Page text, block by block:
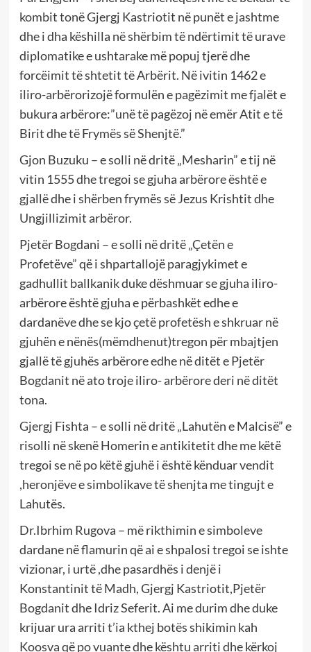
kombit tonë Gjergj Kastriotit në punët e jashtme
dhe i dha këshilla në shërbim të ndërtimit të urave
diplomatike e ushtarake më popuj tjerë dhe
forcëimit të shtetit të Arbërit. Në ivitin 1462 e
iliro-arbërorizojë formulën e pagëzimit me fjalët e
bukura arbërore:”unë të pagëzoj në emër Atit e të
Birit dhe të Frymës së Shenjtë.”
Gjon Buzuku – e solli në dritë „Mesharin” e tij në
vitin 1555 dhe tregoi se gjuha arbërore është e
gjallë dhe i shërben frymës së Jezus Krishtit dhe
Ungjillizimit arbëror.
Pjetër Bogdani – e solli në dritë „Çetën e
Profetëve” që i shpartallojë paragjykimet e
gadhullit ballkanik duke dëshmuar se gjuha iliro-
arbërore është gjuha e përbashkët edhe e
dardanëve dhe se kjo çetë profetësh e shkruar në
gjuhën e nënës(mëmdhenut)tregon për mbajtjen
gjallë të gjuhës arbërore edhe në ditët e Pjetër
Bogdanit në ato troje iliro- arbërore deri në ditët
tona.
Gjergj Fishta – e solli në dritë „Lahutën e Malcisë” e
risolli në skenë Homerin e antikitetit dhe me këtë
tregoi se në po këtë gjuhë i është kënduar vendit
,heronjëve e simbolikave të shenjta me tingujt e
Lahutës.
Dr.Ibrhim Rugova – më rikthimin e simboleve
dardane në flamurin që ai e shpalosi tregoi se ishte
vizionar, i urtë ,dhe pasardhës i denjë i
Konstantinit të Madh, Gjergj Kastriotit,Pjetër
Bogdanit dhe Idriz Seferit. Ai me durim dhe duke
krijuar ura arriti t’ia kthej botës shikimin kah
Koosva që po vuante dhe kështu arriti dhe kërkoj